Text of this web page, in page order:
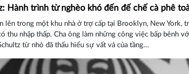
Hành trình từ nghèo khó đến đế chế cà phê
lên trong một khu nhà ở trợ cấp tại Brooklyn, New York,
thu nhập thấp. Cha ông làm những công việc bấp bênh
từ nhỏ đã thấu hiểu sự vất vả của tầng...